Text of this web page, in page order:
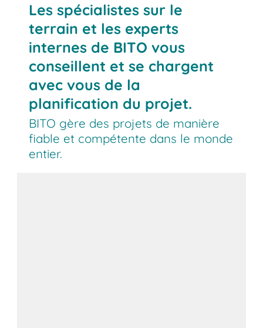
Les spécialistes sur le
terrain et les experts
internes de BITO vous
conseillent et se chargent
avec vous de la
planification du projet.
BITO gère des projets de manière
fiable et compétente dans le monde
entier.